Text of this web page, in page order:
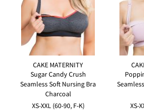
CAKE MATERNITY
Sugar Candy Crush
Seamless Soft Nursing Bra
Charcoal
XS-XXL (60-90, F-K)
XS-